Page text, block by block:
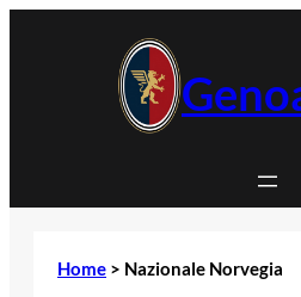
Home > Nazionale Norvegia